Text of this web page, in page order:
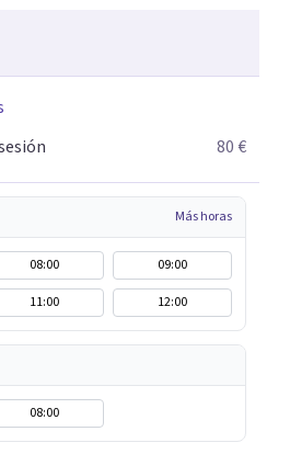
precoz y la falta de
tanto para el bienestar físico y
80 €
Más horas
08:00
09:00
11:00 12:00
08:00